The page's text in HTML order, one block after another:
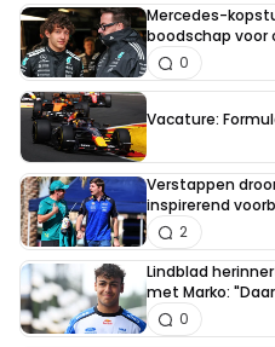
Mercedes-
boodschap voor
0
Vacature:
Verstappen
inspirerend
2
Lindblad
met Marko:
0